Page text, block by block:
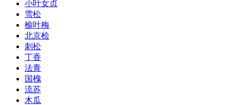
小叶女贞
雪松
榆叶梅
北京桧
刺松
丁香
法青
国槐
流苏
木瓜